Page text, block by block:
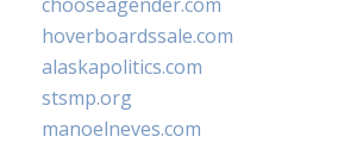
hoverboardssale.com
alaskapolitics.com
stsmp.org
manoelneves.com